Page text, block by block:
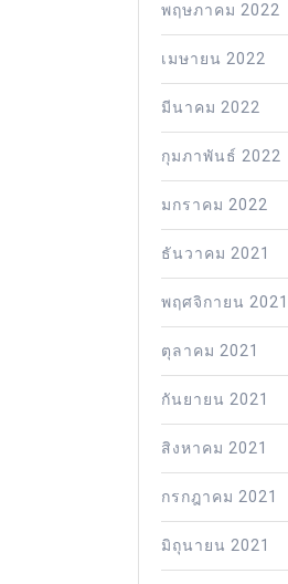
พฤษภาคม 2022
เมษายน 2022
มีนาคม 2022
กุมภาพันธ์ 2022
มกราคม 2022
ธันวาคม 2021
พฤศจิกายน 2021
ตุลาคม 2021
กันยายน 2021
สิงหาคม 2021
กรกฎาคม 2021
มิถุนายน 2021